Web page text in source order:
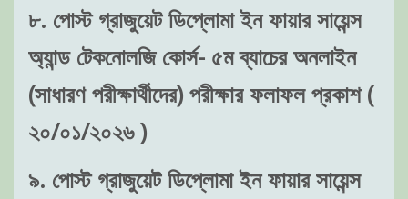
৮. পোস্ট গ্রাজুয়েট ডিপ্লোমা ইন ফায়ার সায়েন্স
অ্যান্ড টেকনোলজি কোর্স- ৫ম ব্যাচের অনলাইন
(সাধারণ পরীক্ষার্থীদের) পরীক্ষার ফলাফল প্রকাশ (
২০/০১/২০২৬ )
৯. পোস্ট গ্রাজুয়েট ডিপ্লোমা ইন ফায়ার সায়েন্স